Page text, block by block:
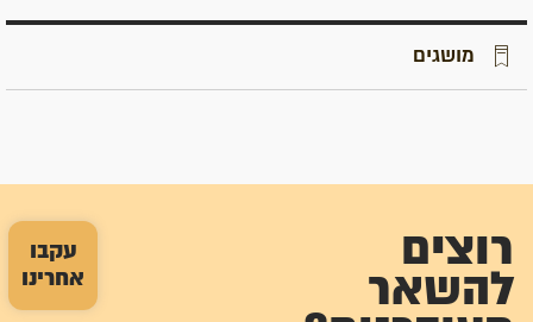
עקבו
אחרינו
מושגים
רוצים
להשאר